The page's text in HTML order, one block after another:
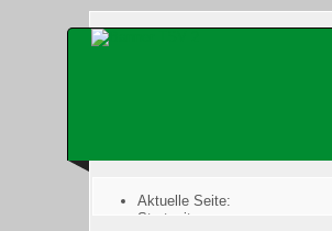
Aktuelle Seite:
Startseite